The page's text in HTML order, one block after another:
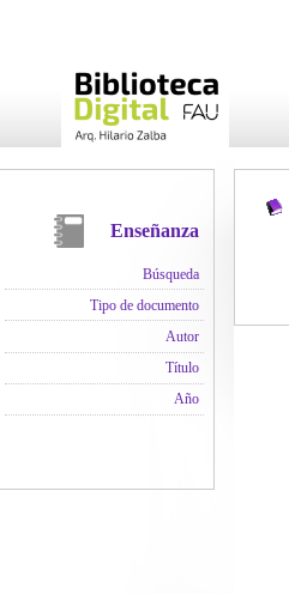
Enseñanza
Búsqueda
Tipo de documento
Autor
Título
Año